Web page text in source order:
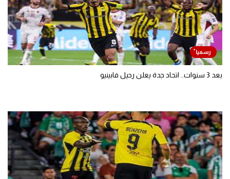
بعد 3 سنوات.. اتحاد جدة يعلن رحيل فابينيو